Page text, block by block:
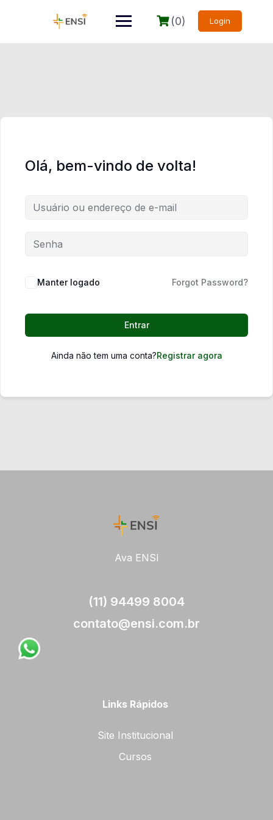
(0) Login
Olá, bem-vindo de volta!
Manter logado Forgot Password?
Entrar
Ainda não tem uma conta?Registrar agora
Ava ENSI
(11) 94499 8004
contato@ensi.com.br
Links Rápidos
Site Institucional
Cursos